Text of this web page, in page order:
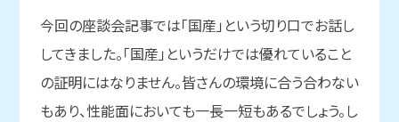
今回の座談会記事では「国産」という切り口でお話し
してきました。「国産」というだけでは優れていること
の証明にはなりません。皆さんの環境に合う合わない
もあり、性能面においても一長一短もあるでしょう。し